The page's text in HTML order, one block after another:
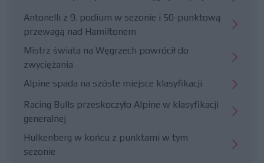
Antonelli z 9. podium w sezonie i 50-punktową
przewagą nad Hamiltonem
Mistrz świata na Węgrzech powrócił do
zwyciężania
Alpine spada na szóste miejsce klasyfikacji
Racing Bulls przeskoczyło Alpine w klasyfikacji
generalnej
Hulkenberg w końcu z punktami w tym
sezonie